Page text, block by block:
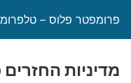
פרומפטר פלוס –
מדיניות